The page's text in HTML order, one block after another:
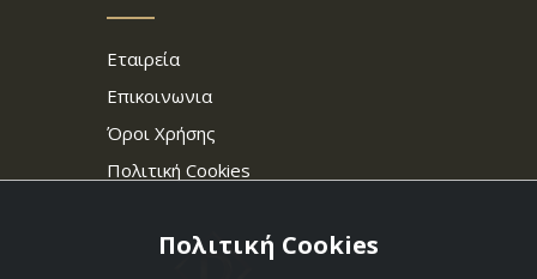
Εταιρεία
Επικοινωνια
Όροι Χρήσης
Πολιτική Cookies
Πολιτική Cookies